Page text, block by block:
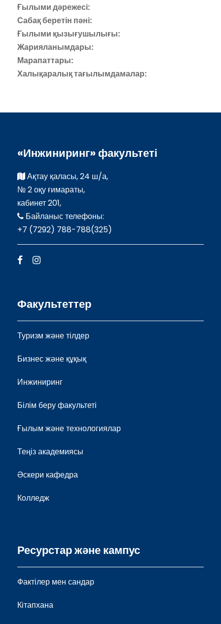
Ғылыми дәрежесі:
Сабақ беретін пәні:
Ғылыми қызығушылығы:
Жарияланымдары:
Марапаттары:
Халықаралық тағылымдамалар:
«Инжиниринг» факультеті
Ақтау қаласы, 24 ш/а,
№ 2 оқу ғимараты,
кабинет 201,
Байланыс телефоны:
+7 (7292) 788-788(325)
Факультеттер
Туризм және тілдер
Бизнес және құқық
Инжиниринг
Білім беру факультеті
Ғылым және технологиялар
Теңіз академиясы
Әскери кафедра
Колледж
Ресурстар және кампус
Фактілер мен сандар
Кітапхана